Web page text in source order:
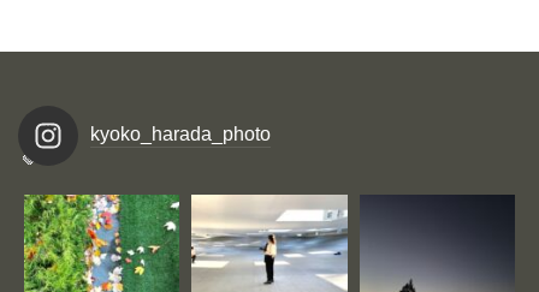
kyoko_harada_photo